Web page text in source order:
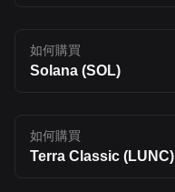
如何購買
Solana (SOL)
如何購買
Terra Classic (LUNC)